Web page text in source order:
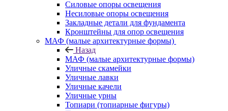
Силовые опоры освещения
Несиловые опоры освещения
Закладные детали для фундамента
Кронштейны для опор освещения
МАФ (малые архитектурные формы)
Назад
МАФ (малые архитектурные формы)
Уличные скамейки
Уличные лавки
Уличные качели
Уличные урны
Топиари (топиарные фигуры)